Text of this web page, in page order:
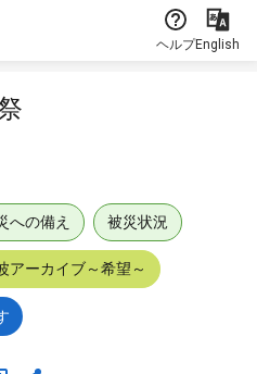
ヘルプEnglish
への備え 被災状況
アーカイブ～希望～